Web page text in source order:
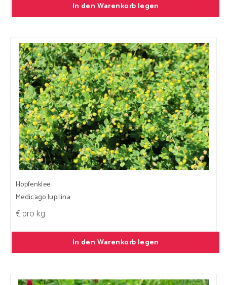
In den Warenkorb legen
Hopfenklee
Medicago lupilina
€ pro kg
In den Warenkorb legen